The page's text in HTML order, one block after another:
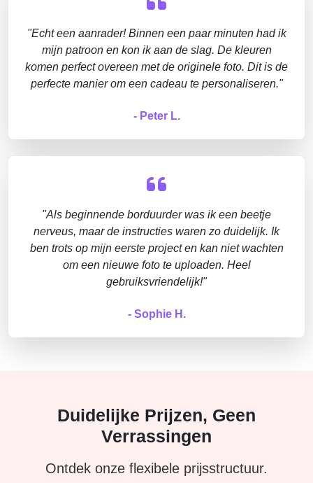
"Echt een aanrader! Binnen een paar minuten had ik
mijn patroon en kon ik aan de slag. De kleuren
komen perfect overeen met de originele foto. Dit is de
perfecte manier om een cadeau te personaliseren."
- Peter L.
"Als beginnende borduurder was ik een beetje
nerveus, maar de instructies waren zo duidelijk. Ik
ben trots op mijn eerste project en kan niet wachten
om een nieuwe foto te uploaden. Heel
gebruiksvriendelijk!"
- Sophie H.
Duidelijke Prijzen, Geen
Verrassingen
Ontdek onze flexibele prijsstructuur.